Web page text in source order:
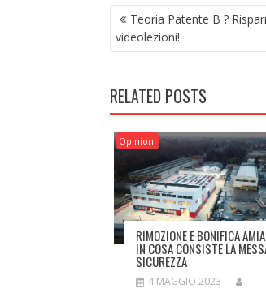
NAVIGAZIONE
ARTICOLI
Teoria Patente B ?
videolezioni!
RELATED POSTS
Opinioni
RIMOZIONE E BONIFICA
IN COSA CONSISTE LA
SICUREZZA
4 MAGGIO 2023